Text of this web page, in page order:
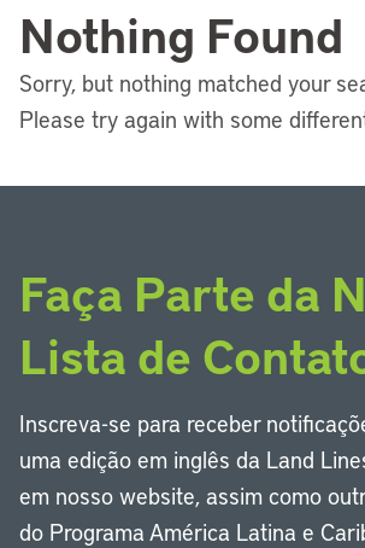
Nothing Found
Sorry, but nothing matched your
Please try again with some
Faça Parte da
Lista de
Inscreva-se para receber
uma edição em inglês da Land
em nosso website, assim como
do Programa América Latina e